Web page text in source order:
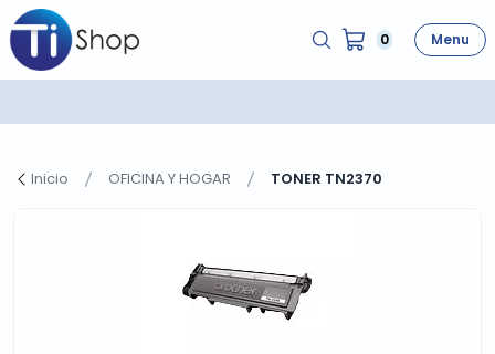
0 Menu
Inicio OFICINA Y HOGAR TONER TN2370